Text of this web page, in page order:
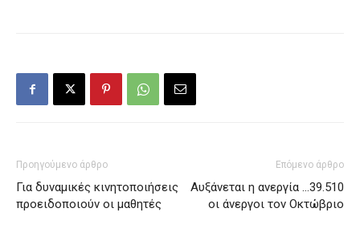
Προηγούμενο άρθρο
Για δυναμικές κινητοποιήσεις
προειδοποιούν οι μαθητές
Επόμενο άρθρο
Αυξάνεται η ανεργία …39.510
οι άνεργοι τον Οκτώβριο